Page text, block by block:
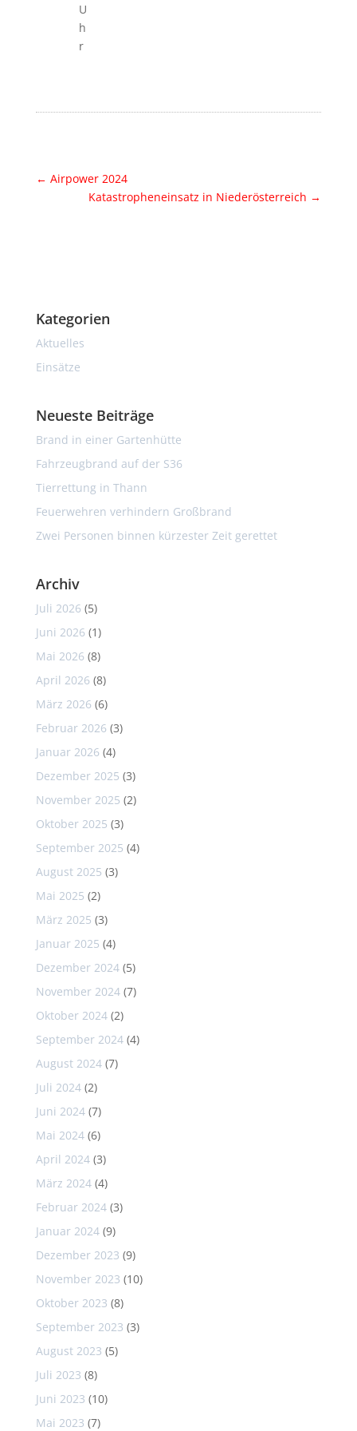
U
h
r
← Airpower 2024
Katastropheneinsatz in Niederösterreich →
Kategorien
Aktuelles
Einsätze
Neueste Beiträge
Brand in einer Gartenhütte
Fahrzeugbrand auf der S36
Tierrettung in Thann
Feuerwehren verhindern Großbrand
Zwei Personen binnen kürzester Zeit gerettet
Archiv
Juli 2026 (5)
Juni 2026 (1)
Mai 2026 (8)
April 2026 (8)
März 2026 (6)
Februar 2026 (3)
Januar 2026 (4)
Dezember 2025 (3)
November 2025 (2)
Oktober 2025 (3)
September 2025 (4)
August 2025 (3)
Mai 2025 (2)
März 2025 (3)
Januar 2025 (4)
Dezember 2024(5)
November 2024(7)
Oktober 2024(2)
September 2024(4)
August 2024(7)
Juli 2024(2)
Juni 2024(7)
Mai 2024(6)
April 2024(3)
März 2024(4)
Februar 2024(3)
Januar 2024(9)
Dezember 2023 (9)
November 2023 (10)
Oktober 2023 (8)
September 2023 (3)
August 2023 (5)
Juli 2023 (8)
Juni 2023 (10)
Mai 2023 (7)